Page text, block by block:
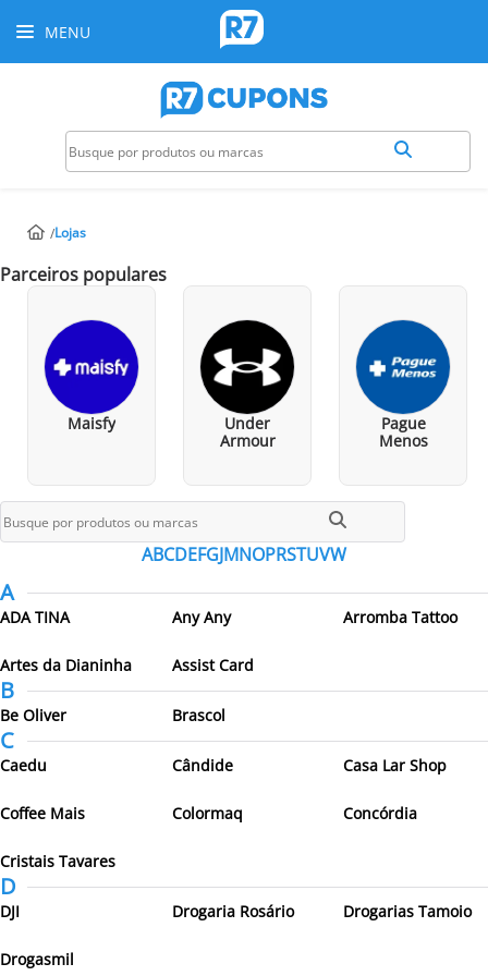
MENU
Lojas
Parceiros populares
Maisfy
Under
Armour
Pague
Menos
Todos os parceiros
ABCDEFGJMNOPRSTUVW
A
ADA TINA Any Any Arromba Tattoo
Artes da Dianinha Assist Card
B
Be Oliver Brascol
C
Caedu Cândide Casa Lar Shop
Coffee Mais Colormaq Concórdia
Cristais Tavares
D
DJI Drogaria Rosário Drogarias Tamoio
Drogasmil